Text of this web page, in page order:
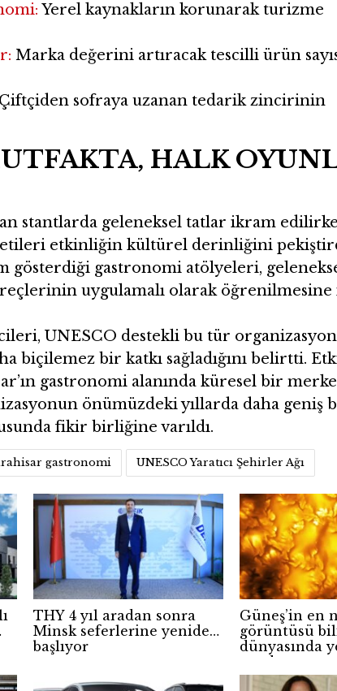
Yerel kaynakların korunarak turizme
Marka değerini artıracak tescilli ürün
Çiftçiden sofraya uzanan tedarik zincirinin
HALK
stantlarda geleneksel tatlar ikram
etkinliğin kültürel derinliğini
gösterdiği gastronomi atölyeleri,
uygulamalı olarak
UNESCO destekli bu tür
biçilemez bir katkı sağladığını belirtti.
gastronomi alanında küresel bir
önümüzdeki yıllarda daha geniş
fikir birliğine varıldı.
gastronomi UNESCO Yaratıcı Şehirler Ağı
THY 4 yıl aradan sonra
Minsk seferlerine yeniden
başlıyor
Güneş’in en
görüntüsü
dünyasında
sundu